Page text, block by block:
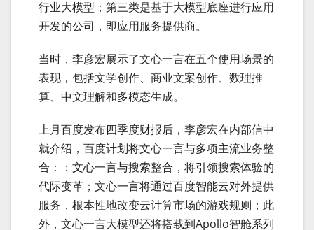
行业大模型；第三类是基于大模型底座进行应用
开发的公司，即应用服务提供商。
当时，李彦宏展示了文心一言在五个使用场景的
表现，包括文学创作、商业文案创作、数理推
算、中文理解和多模态生成。
上月百度发布四季度财报后，李彦宏在内部信中
就介绍，百度计划将文心一言与多项主流业务整
合：：文心一言与搜索整合，将引领搜索体验的
代际变革；文心一言将通过百度智能云对外提供
服务，根本性地改变云计算市场的游戏规则；此
外，文心一言大模型还将搭载到Apollo智舱系列